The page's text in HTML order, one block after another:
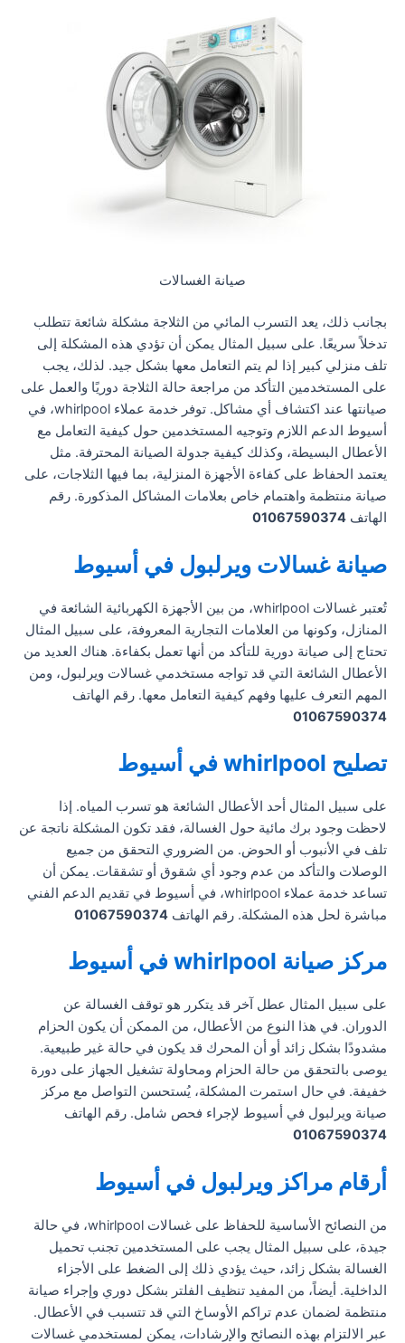
صيانة الغسالات
بجانب ذلك، يعد التسرب المائي من الثلاجة مشكلة شائعة تتطلب
تدخلاً سريعًا. على سبيل المثال يمكن أن تؤدي هذه المشكلة إلى
تلف منزلي كبير إذا لم يتم التعامل معها بشكل جيد. لذلك، يجب
على المستخدمين التأكد من مراجعة حالة الثلاجة دوريًا والعمل على
صيانتها عند اكتشاف أي مشاكل. توفر خدمة عملاء whirlpool، في
أسيوط الدعم اللازم وتوجيه المستخدمين حول كيفية التعامل مع
الأعطال البسيطة، وكذلك كيفية جدولة الصيانة المحترفة. مثل
يعتمد الحفاظ على كفاءة الأجهزة المنزلية، بما فيها الثلاجات، على
صيانة منتظمة واهتمام خاص بعلامات المشاكل المذكورة. رقم
الهاتف 01067590374
صيانة غسالات ويرلبول في أسيوط
تُعتبر غسالات whirlpool، من بين الأجهزة الكهربائية الشائعة في
المنازل، وكونها من العلامات التجارية المعروفة، على سبيل المثال
تحتاج إلى صيانة دورية للتأكد من أنها تعمل بكفاءة. هناك العديد من
الأعطال الشائعة التي قد تواجه مستخدمي غسالات ويرلبول، ومن
المهم التعرف عليها وفهم كيفية التعامل معها. رقم الهاتف
01067590374
تصليح whirlpool في أسيوط
على سبيل المثال أحد الأعطال الشائعة هو تسرب المياه. إذا
لاحظت وجود برك مائية حول الغسالة، فقد تكون المشكلة ناتجة عن
تلف في الأنبوب أو الحوض. من الضروري التحقق من جميع
الوصلات والتأكد من عدم وجود أي شقوق أو تشققات. يمكن أن
تساعد خدمة عملاء whirlpool، في أسيوط في تقديم الدعم الفني
مباشرة لحل هذه المشكلة. رقم الهاتف 01067590374
مركز صيانة whirlpool في أسيوط
على سبيل المثال عطل آخر قد يتكرر هو توقف الغسالة عن
الدوران. في هذا النوع من الأعطال، من الممكن أن يكون الحزام
مشدودًا بشكل زائد أو أن المحرك قد يكون في حالة غير طبيعية.
يوصى بالتحقق من حالة الحزام ومحاولة تشغيل الجهاز على دورة
خفيفة. في حال استمرت المشكلة، يُستحسن التواصل مع مركز
صيانة ويرلبول في أسيوط لإجراء فحص شامل. رقم الهاتف
01067590374
أرقام مراكز ويرلبول في أسيوط
من النصائح الأساسية للحفاظ على غسالات whirlpool، في حالة
جيدة، على سبيل المثال يجب على المستخدمين تجنب تحميل
الغسالة بشكل زائد، حيث يؤدي ذلك إلى الضغط على الأجزاء
الداخلية. أيضاً، من المفيد تنظيف الفلتر بشكل دوري وإجراء صيانة
منتظمة لضمان عدم تراكم الأوساخ التي قد تتسبب في الأعطال.
عبر الالتزام بهذه النصائح والإرشادات، يمكن لمستخدمي غسالات